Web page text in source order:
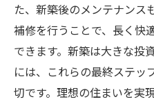
た、新築後のメンテナンス
補修を行うことで、長く快
できます。新築は大きな投
には、これらの最終ステッ
切です。理想の住まいを実